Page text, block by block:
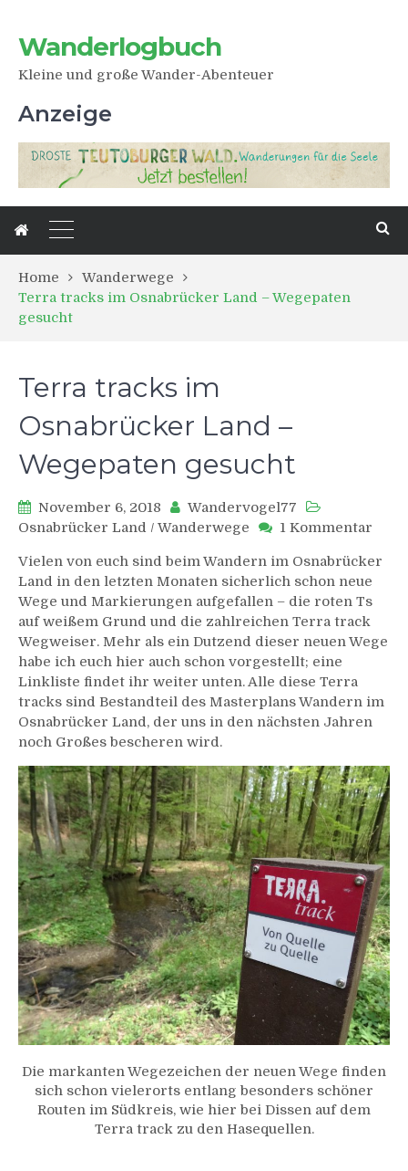
Wanderlogbuch
Kleine und große Wander-Abenteuer
Anzeige
Home
Wanderwege
Terra tracks im Osnabrücker Land – Wegepaten
gesucht
Terra tracks im
Osnabrücker Land –
Wegepaten gesucht
November 6, 2018
Wandervogel77
Osnabrücker Land / Wanderwege 1 Kommentar
–
Vielen von euch sind beim Wandern im Osnabrücker
Land in den letzten Monaten sicherlich schon neue
Wege und Markierungen aufgefallen – die roten Ts
auf weißem Grund und die zahlreichen Terra track
Wegweiser. Mehr als ein Dutzend dieser neuen Wege
habe ich euch hier auch schon vorgestellt; eine
Linkliste findet ihr weiter unten. Alle diese Terra
tracks sind Bestandteil des Masterplans Wandern im
Osnabrücker Land, der uns in den nächsten Jahren
noch Großes bescheren wird.
Die markanten Wegezeichen der neuen Wege finden
sich schon vielerorts entlang besonders schöner
Routen im Südkreis, wie hier bei Dissen auf dem
Terra track zu den Hasequellen.